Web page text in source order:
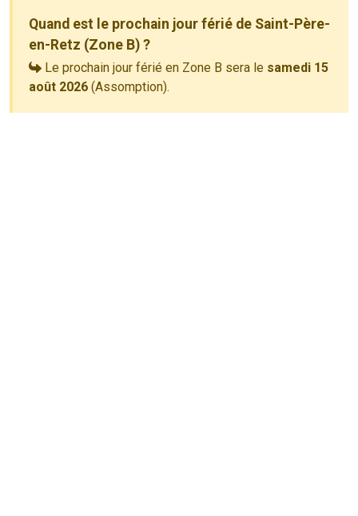
Quand est le prochain jour férié de Saint-Père-
en-Retz (Zone B) ?
Le prochain jour férié en Zone B sera le samedi 15
août 2026 (Assomption).